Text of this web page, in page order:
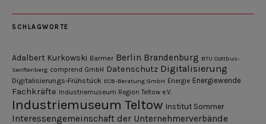
SCHLAGWORTE
Adalbert Kurkowski Barmer Berlin Brandenburg BTU Cottbus-
Senftenberg comprend GmbH Datenschutz Digitalisierung
Digitalisierungs-Frühstück ECB-Beratung GmbH Energie Energiewende
Fachkräfte Industriemuseum Region Teltow e.V.
Industriemuseum Teltow Institut Sommer
Interessengemeinschaft der Unternehmerverbände